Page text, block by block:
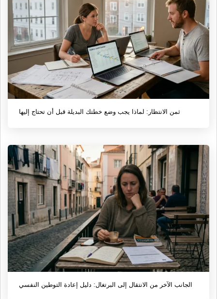
ثمن الانتظار: لماذا يجب وضع خطتك البديلة قبل أن تحتاج إليها
الجانب الآخر من الانتقال إلى البرتغال: دليل إعادة التوطين النفسي